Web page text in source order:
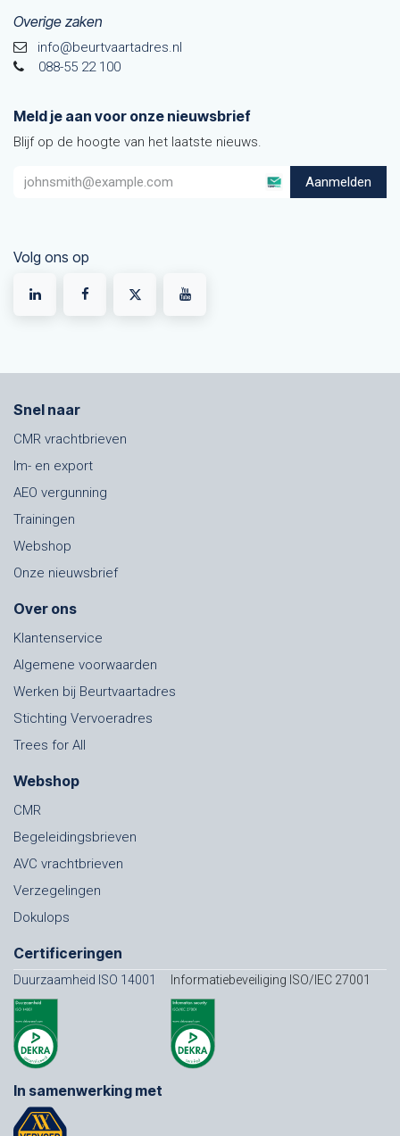
Overige zaken
info@beurtvaartadres.nl
088-55 22 100
Meld je aan voor onze nieuwsbrief
Blijf op de hoogte van het laatste nieuws.
Aanmelden
Volg ons op
Snel naar
CMR vrachtbrieven
Im- en export
AEO vergunning
Trainingen
Webshop
Onze nieuwsbrief
Over ons
Klantenservice
Algemene voorwaarden
Werken bij Beurtvaartadres
Stichting Vervoeradres
Trees for All
Webshop
CMR
Begeleidingsbrieven
AVC vrachtbrieven
Verzegelingen
Dokulops
Certificeringen
Duurzaamheid ISO 14001 Informatiebeveiliging ISO/IEC 27001
In samenwerking met